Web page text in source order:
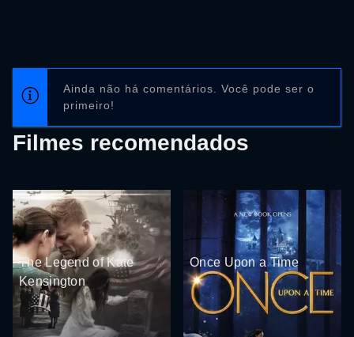
Ainda não há comentários. Você pode ser o
primeiro!
Filmes recomendados
The Legend of Kate
Kensington
Once Upon a Time